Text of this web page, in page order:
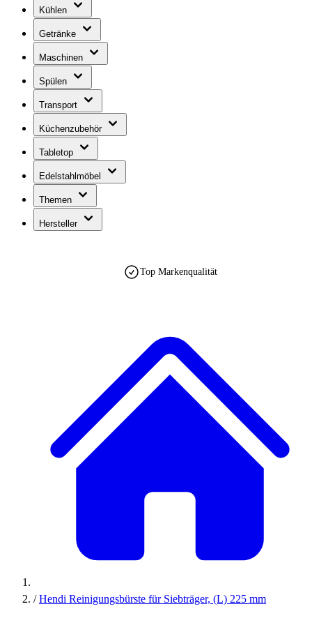
Kühlen
Getränke
Maschinen
Spülen
Transport
Küchenzubehör
Tabletop
Edelstahlmöbel
Themen
Hersteller
Top Markenqualität
/ Hendi Reinigungsbürste für Siebträger, (L) 225 mm